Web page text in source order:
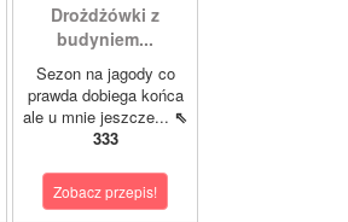
Drożdżówki z
budyniem...
Sezon na jagody co
prawda dobiega końca
ale u mnie jeszcze... ⇖
333
Zobacz przepis!